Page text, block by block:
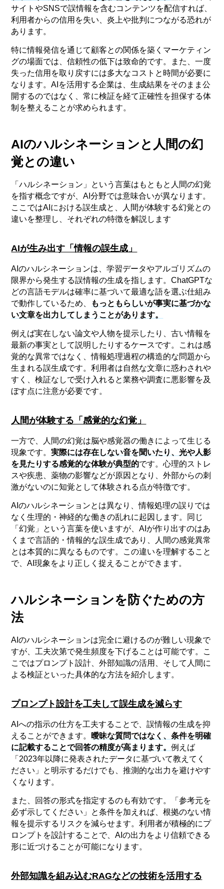
サイトやSNSで誤情報を含むコンテンツを配信すれば、
利用者からの信用を失い、炎上や批判につながる恐れが
あります。
特に情報発信を通じて顧客との関係を築くマーケティン
グの場面では、信頼性の低下は致命的です。また、一度
失った信用を取り戻すには多大なコストと時間が必要に
なります。AIを活用する企業は、生成結果をそのまま公
開するのではなく、常に検証を経て正確性を担保する体
制を整えることが求められます。
AIのハルシネーションと人間の幻
覚との違い
「ハルシネーション」という言葉はもともと人間の幻覚
を指す概念ですが、AI分野では意味合いが異なります。
ここではAIにおける誤生成と、人間が体験する幻覚との
違いを整理し、それぞれの特徴を解説します
AIが生み出す「情報の誤生成」
AIのハルシネーションは、学習データやアルゴリズムの
限界から発生する誤情報の生成を指します。ChatGPTな
どの言語モデルは確率に基づいて最適な語を選ぶ仕組み
で動作しているため、
もっともらしいが事実に基づかな
い文章を出力してしまうことがあります。
例えば実在しない論文や人物を提示したり、古い情報を
最新の事実として説明したりするケースです。これは感
覚的な異常ではなく、情報処理過程の構造的な問題から
生まれる誤生成です。利用者は自然な文章に惑わされや
すく、検証なしで受け入れると業務や調査に悪影響を及
ぼす点に注意が必要です。
人間が体験する「感覚的な幻覚」
一方で、人間の幻覚は脳や感覚器の働きによって生じる
現象です。実際には存在しない音を聞いたり、光や人影
を見たりする感覚的な体験が典型的です。心理的ストレ
スや疾患、薬物の影響などが原因となり、外部からの刺
激がないのに知覚として体験される点が特徴です。
AIのハルシネーションとは異なり、情報処理の誤りでは
なく生理的・神経的な働きの乱れに起因します。同じ
「幻覚」という言葉を使いますが、AIが作り出すのはあ
くまで言語的・情報的な誤生成であり、人間の感覚異常
とは本質的に異なるものです。この違いを理解すること
で、AI現象をより正しく捉えることができます。
ハルシネーションを防ぐための方
法
AIのハルシネーションは完全に避けるのが難しい現象で
すが、工夫次第で発生頻度を下げることは可能です。こ
こではプロンプト設計、外部知識の活用、そして人間に
よる検証といった具体的な方法を紹介します。
プロンプト設計を工夫して誤生成を減らす
AIへの指示の仕方を工夫することで、誤情報の生成を抑
えることができます。 曖昧な質問ではなく、条件を明確
に記載することで回答の精度が高まります。例えば
「2023年以降に発表されたデータに基づいて教えてく
ださい」と明示するだけでも、推測的な出力を避けやす
くなります。
また、回答の形式を指定するのも有効です。「参考元を
必ず示してください」と条件を加えれば、根拠のない情
報を提示するリスクを減らせます。利用者が積極的にプ
ロンプトを設計することで、AIの出力をより信頼できる
形に近づけることが可能になります。
外部知識を組み込むRAGなどの技術を活用する